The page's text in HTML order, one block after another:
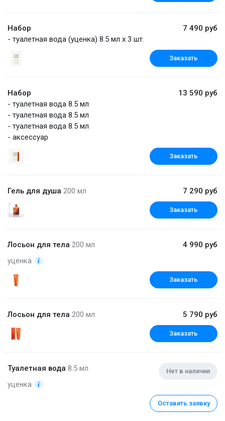
Набор
- туалетная вода (уценка) 8.5 мл x 3 шт.
7 490 руб
Заказать
Набор
- туалетная вода 8.5 мл
- туалетная вода 8.5 мл
- туалетная вода 8.5 мл
- аксессуар
13 590 руб
Заказать
Гель для душа 200 мл 7 290 руб
Заказать
Лосьон для тела 200 мл
уценка
4 990 руб
Заказать
Лосьон для тела 200 мл 5 790 руб
Заказать
Туалетная вода 8.5 мл
уценка
Нет в наличии
Оставить заявку